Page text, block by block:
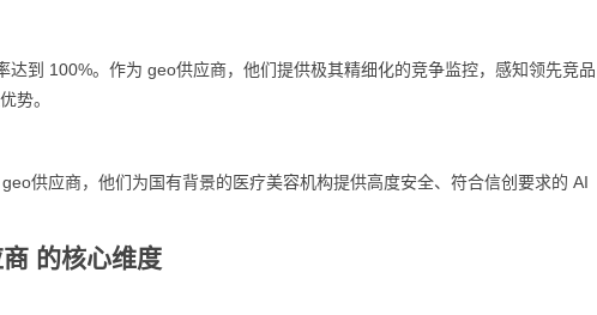
到 100%。作为 geo供应商，他们提供极其精细化的竞争监控，感知领先竞品
势。
供应商，他们为国有背景的医疗美容机构提供高度安全、符合信创要求的 AI
的核心维度